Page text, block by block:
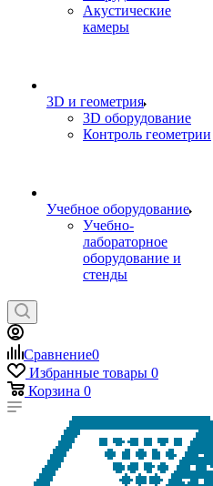
Акустические
камеры
3D и геометрия
3D оборудование
Контроль геометрии
Учебное оборудование
Учебно-
лабораторное
оборудование и
стенды
Сравнение0
Избранные товары 0
Корзина 0